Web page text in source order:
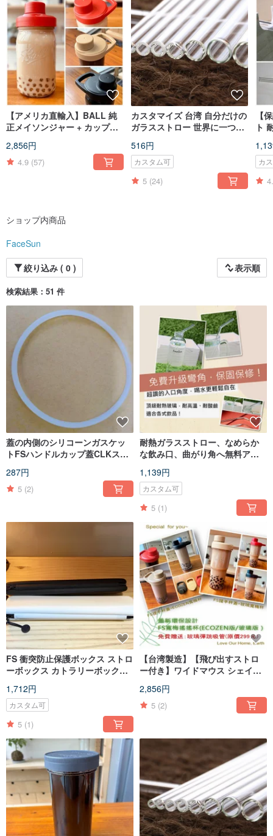
【アメリカ直輸入】BALL 純
正メイソンジャー + カップ蓋
ンドル付き蓋
2,856円
4.9 (57)
カスタマイズ 台湾 自分だけの
ガラスストロー 世界に一つだ
物
516円
カスタム可
5 (24)
【
ト
カ
ショップ内商品
FaceSun
絞り込み ( 0 )
表示順
検索結果：51 件
蓋の内側のシリコーンガスケッ
トFSハンドルカップ蓋CLKスペ
287円
5 (2)
耐熱ガラスストロー、なめらか
な飲み口、曲がり角へ無料アッ
品。
1,139円
カスタム可
5 (1)
FS 衝突防止保護ボックス ストロ
ーボックス カトラリーボックス
納ボックス ユニバーサル収納ボ
ックス
1,712円
カスタム可
5 (1)
【台湾製造】【飛び出すストロ
ー付き】ワイドマウス シェイカ
タンブラー
2,856円
5 (2)